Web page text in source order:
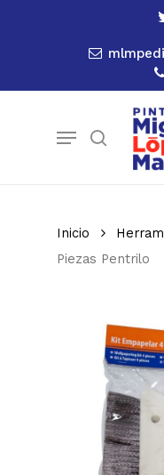
search
Menu
Cart
Inicio
Piezas Pentrilo